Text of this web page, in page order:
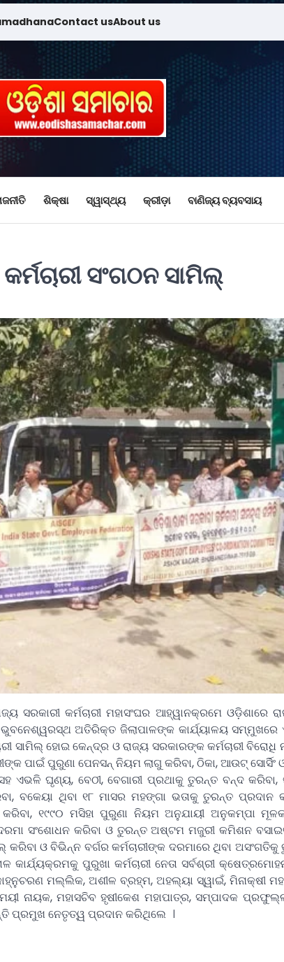
Contact usAbout us
ଶିକ୍ଷା ସ୍ୱାସ୍ଥ୍ୟ କ୍ରୀଡ଼ା ବାଣିଜ୍ୟ ବ୍ୟବସାୟ
ସଂଗଠନ ସାମିଲ୍
କର୍ମଚାରୀ ମହାସଂଘର ଆହ୍ୱାନକ୍ରମେ ଓଡ଼ିଶାରେ
ଅତିରିକ୍ତ ଜିଲାପାଳଙ୍କ କାର୍ଯ୍ୟାଳୟ
ସାମିଲ୍ ହୋଇ କେନ୍ଦ୍ର ଓ ରାଜ୍ୟ ସରକାରଙ୍କ କର୍ମଚାରୀ ବିରୋଧି
ପାଇଁ ପୁରୁଣା ପେନସନ୍ ନିୟମ ଲାଗୁ କରିବା, ଠିକା, ଆଉଟ୍ ସୋର୍ସିଂ
ଏଭଳି ଘୃଣ୍ୟ, ବେଠୀ, ବେଗାରୀ ପ୍ରଥାକୁ ତୁରନ୍ତ ବନ୍ଦ
ବକେୟା ଥିବା ୧୮ ମାସର ମହଙ୍ଗା ଭତାକୁ ତୁରନ୍ତ ପ୍ରଦାନ
କରିବା, ୧୯୯୦ ମସିହା ପୁରୁଣା ନିୟମ ଅନୁଯାୟୀ ଅନୁକମ୍ପା
ଦରମା ସଂଶୋଧନ କରିବା ଓ ତୁରନ୍ତ ଅଷ୍ଟମ ମଜୁରୀ କମିଶନ
ଓ ବିଭିନ୍ନ ବର୍ଗର କର୍ମଚାରୀଙ୍କ ଦରମାରେ ଥିବା
ପୁରୁଖା କର୍ମଚାରୀ ନେତା ସର୍ବଶ୍ରୀ କ୍ଷେତ୍ରମୋହନ
ମଲ୍ଲିକ, ଅଶୀଳ ବ୍ରହ୍ମ, ଅହଲ୍ୟା ସ୍ୱାଇଁ, ମିନାକ୍ଷୀ
ନାୟକ, ମହାସଚିବ ହୃଷୀକେଶ ମହାପାତ୍ର, ସମ୍ପାଦକ
ପ୍ରମୁଖ ନେତୃତ୍ୱ ପ୍ରଦାନ କରିଥିଲେ ।